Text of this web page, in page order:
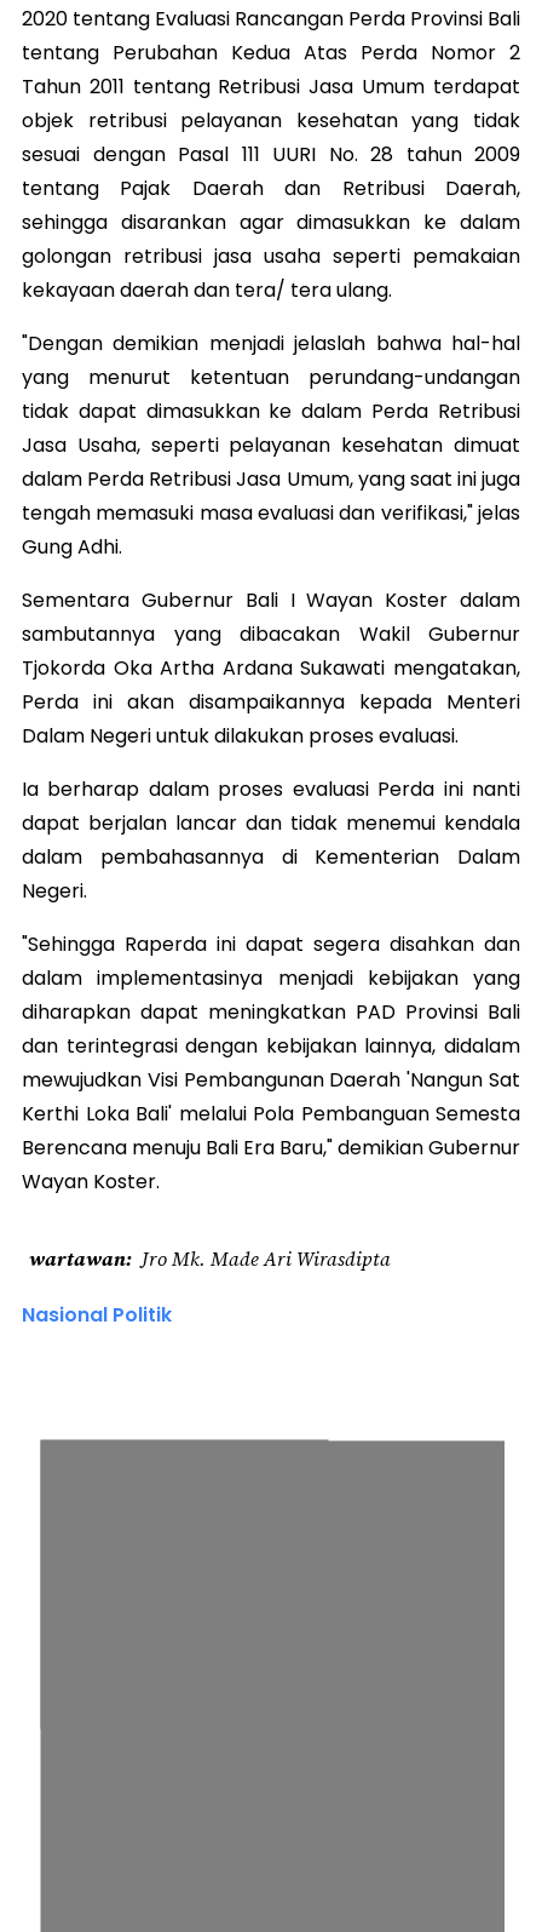
2020 tentang Evaluasi Rancangan Perda Provinsi Bali
tentang Perubahan Kedua Atas Perda Nomor 2
Tahun 2011 tentang Retribusi Jasa Umum terdapat
objek retribusi pelayanan kesehatan yang tidak
sesuai dengan Pasal 111 UURI No. 28 tahun 2009
tentang Pajak Daerah dan Retribusi Daerah,
sehingga disarankan agar dimasukkan ke dalam
golongan retribusi jasa usaha seperti pemakaian
kekayaan daerah dan tera/ tera ulang.
"Dengan demikian menjadi jelaslah bahwa hal-hal
yang menurut ketentuan perundang-undangan
tidak dapat dimasukkan ke dalam Perda Retribusi
Jasa Usaha, seperti pelayanan kesehatan dimuat
dalam Perda Retribusi Jasa Umum, yang saat ini juga
tengah memasuki masa evaluasi dan verifikasi," jelas
Gung Adhi.
Sementara Gubernur Bali I Wayan Koster dalam
sambutannya yang dibacakan Wakil Gubernur
Tjokorda Oka Artha Ardana Sukawati mengatakan,
Perda ini akan disampaikannya kepada Menteri
Dalam Negeri untuk dilakukan proses evaluasi.
Ia berharap dalam proses evaluasi Perda ini nanti
dapat berjalan lancar dan tidak menemui kendala
dalam pembahasannya di Kementerian Dalam
Negeri.
"Sehingga Raperda ini dapat segera disahkan dan
dalam implementasinya menjadi kebijakan yang
diharapkan dapat meningkatkan PAD Provinsi Bali
dan terintegrasi dengan kebijakan lainnya, didalam
mewujudkan Visi Pembangunan Daerah 'Nangun Sat
Kerthi Loka Bali' melalui Pola Pembanguan Semesta
Berencana menuju Bali Era Baru," demikian Gubernur
Wayan Koster.
wartawan Jro Mk. Made Ari Wirasdipta
Nasional Politik